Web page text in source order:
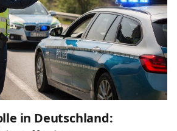
in Deutschland: